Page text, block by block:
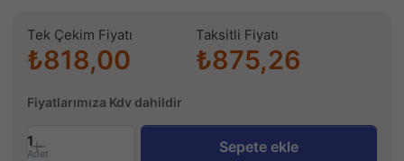
Tek Çekim Fiyatı
₺818,00
Taksitli Fiyatı
₺875,26
Fiyatlarımıza Kdv dahildir
1
Adet Sepete ekle